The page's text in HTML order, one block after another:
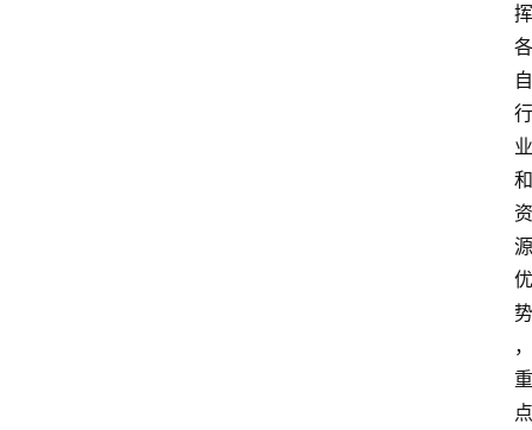
挥
各
自
行
业
和
资
源
优
势
，
重
点